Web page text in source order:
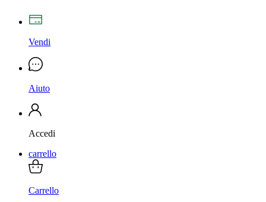
Vendi
Aiuto
Accedi
carrello
Carrello